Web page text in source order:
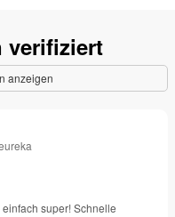
verifiziert
anzeigen
super! Schnelle